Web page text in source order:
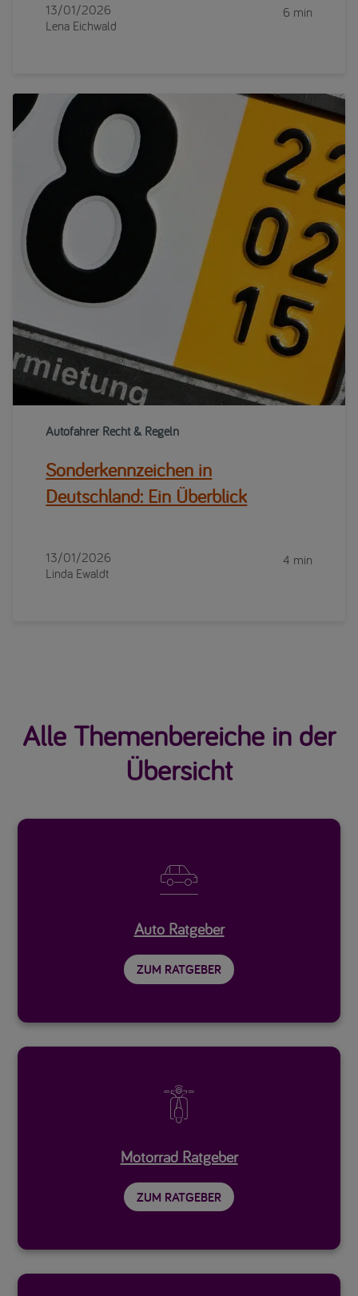
13/01/2026
Lena Eichwald
6 min
Autofahrer Recht & Regeln
Sonderkennzeichen in
Deutschland: Ein Überblick
13/01/2026
Linda Ewaldt
4 min
Alle Themenbereiche in der
Übersicht

Auto Ratgeber
ZUM RATGEBER

Motorrad Ratgeber
ZUM RATGEBER